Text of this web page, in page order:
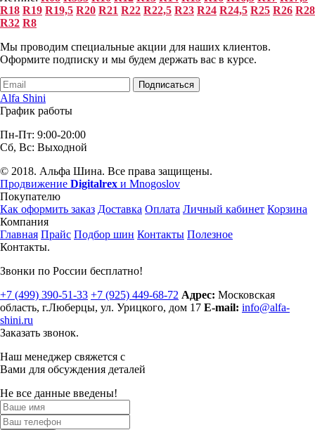
R18 R19 R19,5 R20 R21 R22 R22,5 R23 R24 R24,5 R25 R26 R28
R32 R8
Мы проводим специальные акции для наших клиентов.
Оформите подписку и мы будем держать вас в курсе.
Подписаться
Alfa Shini
График работы
Пн-Пт: 9:00-20:00
Сб, Вс: Выходной
© 2018. Альфа Шина. Все права защищены.
Продвижение Digitalrex и Mnogoslov
Покупателю
Как оформить заказ Доставка Оплата Личный кабинет Корзина
Компания
Главная Прайс Подбор шин Контакты Полезное
Контакты.
Звонки по России бесплатно!
+7 (499) 390-51-33 +7 (925) 449-68-72 Адрес: Московская
область, г.Люберцы, ул. Урицкого, дом 17 E-mail: info@alfa-
shini.ru
Заказать звонок.
Наш менеджер свяжется с
Вами для обсуждения деталей
Не все данные введены!